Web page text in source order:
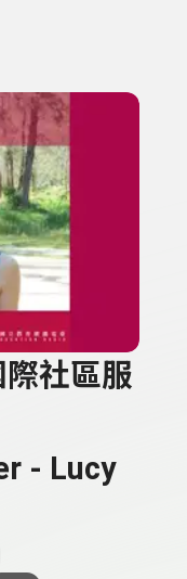
人或關鍵字
社區服
- Lucy